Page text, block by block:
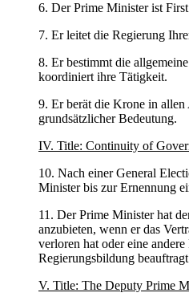
6. Der Prime Minister ist
7. Er leitet die Regierung
8. Er bestimmt die
koordiniert ihre Tätigkeit.
9. Er berät die Krone in allen
grundsätzlicher Bedeutung.
IV. Title: Continuity of
10. Nach einer General
Minister bis zur Ernennung
11. Der Prime Minister hat
anzubieten, wenn er das
verloren hat oder eine
Regierungsbildung
V. Title: The Deputy Prime